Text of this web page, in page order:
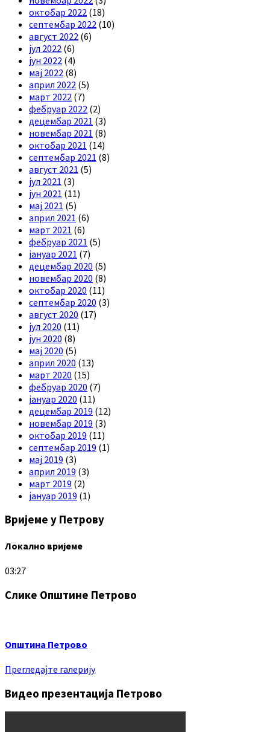
октобар 2022 (18)
септембар 2022 (10)
август 2022 (6)
јул 2022 (6)
јун 2022 (4)
мај 2022 (8)
април 2022 (5)
март 2022 (7)
фебруар 2022 (2)
децембар 2021 (3)
новембар 2021 (8)
октобар 2021 (14)
септембар 2021 (8)
август 2021 (5)
јул 2021 (3)
јун 2021 (11)
мај 2021 (5)
април 2021 (6)
март 2021 (6)
фебруар 2021 (5)
јануар 2021 (7)
децембар 2020 (5)
новембар 2020 (8)
октобар 2020 (11)
септембар 2020 (3)
август 2020 (17)
јул 2020 (11)
јун 2020 (8)
мај 2020 (5)
април 2020 (13)
март 2020 (15)
фебруар 2020 (7)
јануар 2020 (11)
децембар 2019 (12)
новембар 2019 (3)
октобар 2019 (11)
септембар 2019 (1)
мај 2019 (3)
април 2019 (3)
март 2019 (2)
јануар 2019 (1)
Вријеме у Петрову
Локално вријеме
03:27
Слике Општине Петрово
Општина Петрово
Прегледајте галерију
Видео презентација Петрово